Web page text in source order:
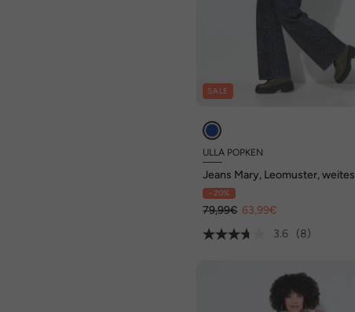
SALE
ULLA POPKEN
Jeans Mary, Leomuster, weites
Bein, Komfortbund
- 20%
79,99€ 63,99€
3.6
(8)